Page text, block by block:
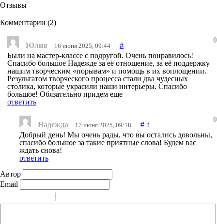
Отзывы
Комментарии (2)
Юлия 16 июня 2025, 09:44 #
0
Были на мастер-классе с подругой. Очень понравилось!
Спасибо большое Надежде за её отношение, за её поддержку
нашим творческим «порывам» и помощь в их воплощении.
Результатом творческого процесса стали два чудесных
столика, которые украсили наши интерьеры. Спасибо
большое! Обязательно придем еще
ответить
Надежда 17 июня 2025, 09:18 # ↑
0
Добрый день! Мы очень рады, что вы остались довольны,
спасибо большое за такие приятные слова! Будем вас
ждать снова!
ответить
Автор
Email
-
-